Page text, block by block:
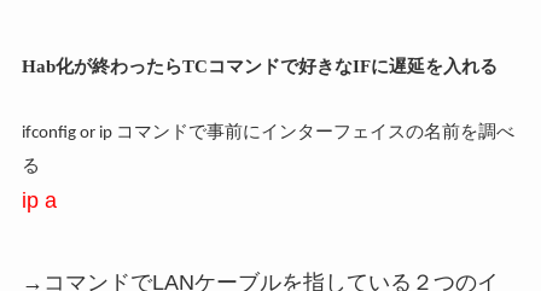
Hab化が終わったらTCコマンドで好きなIFに遅延を入れる
ifconfig or ip コマンド で事前にインターフェイスの名前を調べ
る
ip a
→コマンドでLANケーブルを指している２つのイ